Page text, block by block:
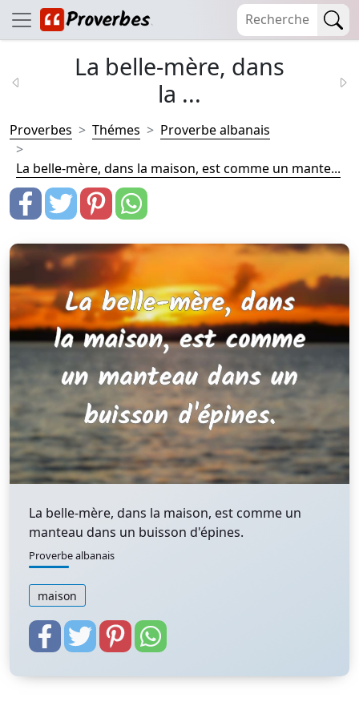
La belle-mère, dans
la ...
Proverbes Thémes Proverbe albanais
La belle-mère, dans la maison, est comme un mante...
La belle-mère, dans la maison, est comme un
manteau dans un buisson d'épines.
Proverbe albanais
maison